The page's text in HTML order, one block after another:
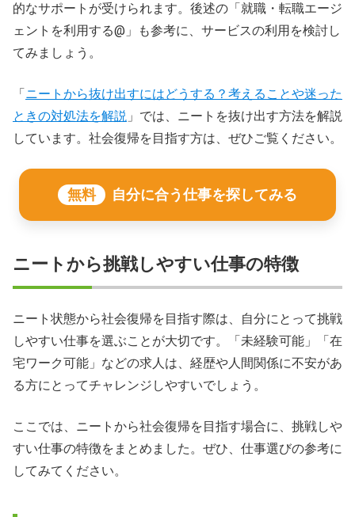
的なサポートが受けられます。後述の「就職・転職エージ
ェントを利用する@」も参考に、サービスの利用を検討し
てみましょう。
「 ニートから抜け出すにはどうする？考えることや迷った
ときの対処法を解説 」では、ニートを抜け出す方法を解説
しています。社会復帰を目指す方は、ぜひご覧ください。
無料 自分に合う仕事を探してみる
ニートから挑戦しやすい仕事の特徴
ニート状態から社会復帰を目指す際は、自分にとって挑戦
しやすい仕事を選ぶことが大切です。「未経験可能」「在
宅ワーク可能」などの求人は、経歴や人間関係に不安があ
る方にとってチャレンジしやすいでしょう。
ここでは、ニートから社会復帰を目指す場合に、挑戦しや
すい仕事の特徴をまとめました。ぜひ、仕事選びの参考に
してみてください。